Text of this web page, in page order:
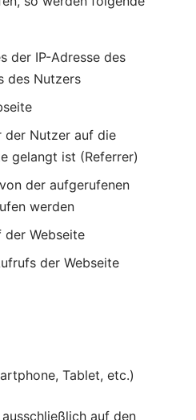
der IP-Adresse des
des Nutzers
der Nutzer auf die
gelangt ist (Referrer)
der aufgerufenen
werden
der Webseite
der Webseite
Tablet, etc.)
auf den